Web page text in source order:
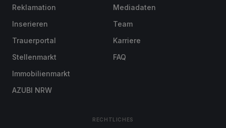
Reklamation
Inserieren
Trauerportal
Stellenmarkt
Immobilienmarkt
AZUBI NRW
Mediadaten
Team
Karriere
FAQ
RECHTLICHES